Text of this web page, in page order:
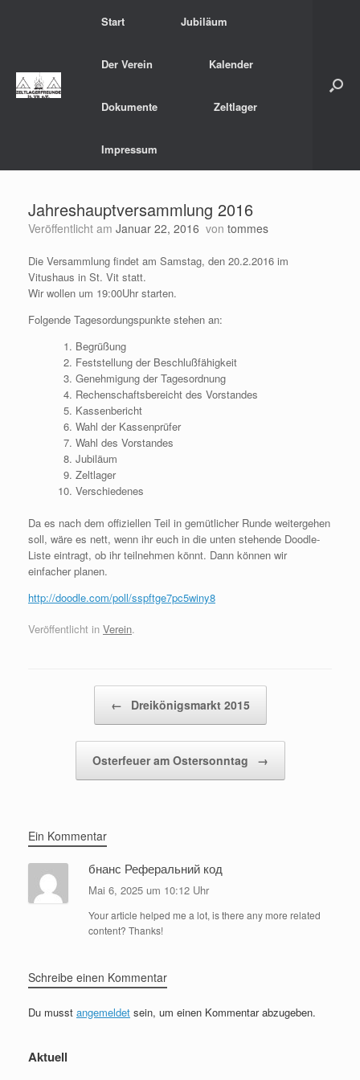
Start Jubiläum
Der Verein Kalender
Dokumente Zeltlager
Impressum
Jahreshauptversammlung 2016
Veröffentlicht am Januar 22, 2016 von tommes
Die Versammlung findet am Samstag, den 20.2.2016 im
Vitushaus in St. Vit statt.
Wir wollen um 19:00Uhr starten.
Folgende Tagesordungspunkte stehen an:
Begrüßung
Feststellung der Beschlußfähigkeit
Genehmigung der Tagesordnung
Rechenschaftsbereicht des Vorstandes
Kassenbericht
Wahl der Kassenprüfer
Wahl des Vorstandes
Jubiläum
Zeltlager
Verschiedenes
Da es nach dem offiziellen Teil in gemütlicher Runde weitergehen
soll, wäre es nett, wenn ihr euch in die unten stehende Doodle-
Liste eintragt, ob ihr teilnehmen könnt. Dann können wir
einfacher planen.
http://doodle.com/poll/sspftge7pc5winy8
Veröffentlicht in Verein.
← Dreikönigsmarkt 2015
Osterfeuer am Ostersonntag →
Ein Kommentar
бнанс Реферальний код
Mai 6, 2025 um 10:12 Uhr
Your article helped me a lot, is there any more related
content? Thanks!
Schreibe einen Kommentar
Du musst angemeldet sein, um einen Kommentar abzugeben.
Aktuell